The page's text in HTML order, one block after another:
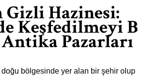
Gizli Hazinesi:
Keşfedilmeyi B
Pazarları
doğu bölgesinde yer alan bir şehir olup